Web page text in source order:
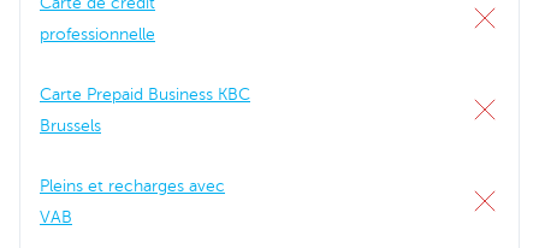
professionnelle
Carte Prepaid Business KBC
Brussels
Pleins et recharges avec
VAB